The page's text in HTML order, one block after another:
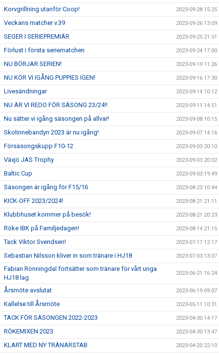
Korvgrillning utanför Coop! 2023-09-28 15:25
Veckans matcher v.39 2023-09-26 13:09
SEGER I SERIEPREMIÄR 2023-09-25 21:51
Förlust i första seriematchen 2023-09-24 17:00
NU BÖRJAR SERIEN! 2023-09-19 11:26
NU KÖR VI IGÅNG PUPPIES IGEN! 2023-09-16 17:30
Livesändningar 2023-09-14 10:12
NU ÄR VI REDO FÖR SÄSONG 23/24!! 2023-09-11 14:51
Nu sätter vi igång säsongen på allvar! 2023-09-08 10:15
Skolinnebandyn 2023 är nu igång! 2023-09-07 14:16
Försäsongskupp F10-12 2023-09-03 20:10
Växjö JAS Trophy 2023-09-03 20:02
Baltic Cup 2023-09-03 19:49
Säsongen är igång för F15/16 2023-08-23 10:44
KICK-OFF 2023/2024! 2023-08-21 21:11
Klubbhuset kommer på besök! 2023-08-21 20:23
Röke IBK på Familjedagen! 2023-08-14 21:15
Tack Viktor Svendsen! 2023-07-17 12:17
Sebastian Nilsson kliver in som tränare i HJ18 2023-07-03 13:07
Fabian Rönningdal fortsätter som tränare för vårt unga
HJ18 lag
2023-06-21 16:24
Årsmöte avslutat 2023-06-19 09:07
Kallelse till Årsmöte 2023-05-11 10:31
TACK FÖR SÄSONGEN 2022-2023 2023-04-30 14:17
RÖKEMIXEN 2023 2023-04-30 13:47
KLART MED NY TRÄNARSTAB 2023-04-20 22:10